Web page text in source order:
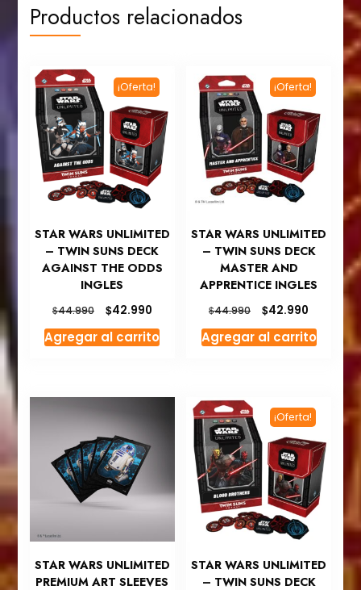
Productos relacionados
¡Oferta!
STAR WARS UNLIMITED
– TWIN SUNS DECK
AGAINST THE ODDS
INGLES
$44.990
precio
original
$42.990El
precio
actual
Agregar al carrito
¡Oferta!
STAR WARS UNLIMITED
– TWIN SUNS DECK
MASTER AND
APPRENTICE INGLES
$44.990
El
precio
original
$42.990
precio
actual
Agregar al carrito
STAR WARS UNLIMITED
PREMIUM ART SLEEVES
¡Oferta!
STAR WARS UNLIMITED
– TWIN SUNS DECK